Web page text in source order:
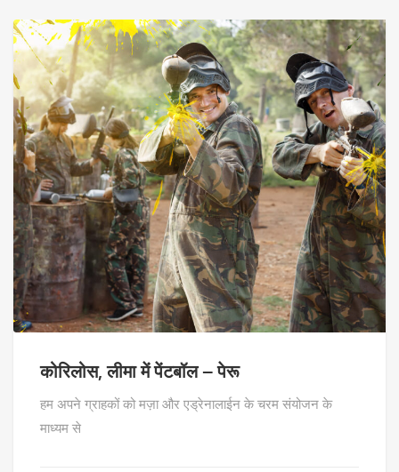
कोरिलोस, लीमा में पेंटबॉल – पेरू
हम अपने ग्राहकों को मज़ा और एड्रेनालाईन के चरम संयोजन के
माध्यम से